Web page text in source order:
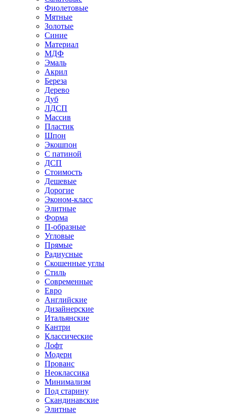
Фиолетовые
Мятные
Золотые
Синие
Материал
МДФ
Эмаль
Акрил
Береза
Дерево
Дуб
ЛДСП
Массив
Пластик
Шпон
Экошпон
С патиной
ДСП
Стоимость
Дешевые
Дорогие
Эконом-класс
Элитные
Форма
П-образные
Угловые
Прямые
Радиусные
Скошенные углы
Стиль
Современные
Евро
Английские
Дизайнерские
Итальянские
Кантри
Классические
Лофт
Модерн
Прованс
Неоклассика
Минимализм
Под старину
Скандинавские
Элитные